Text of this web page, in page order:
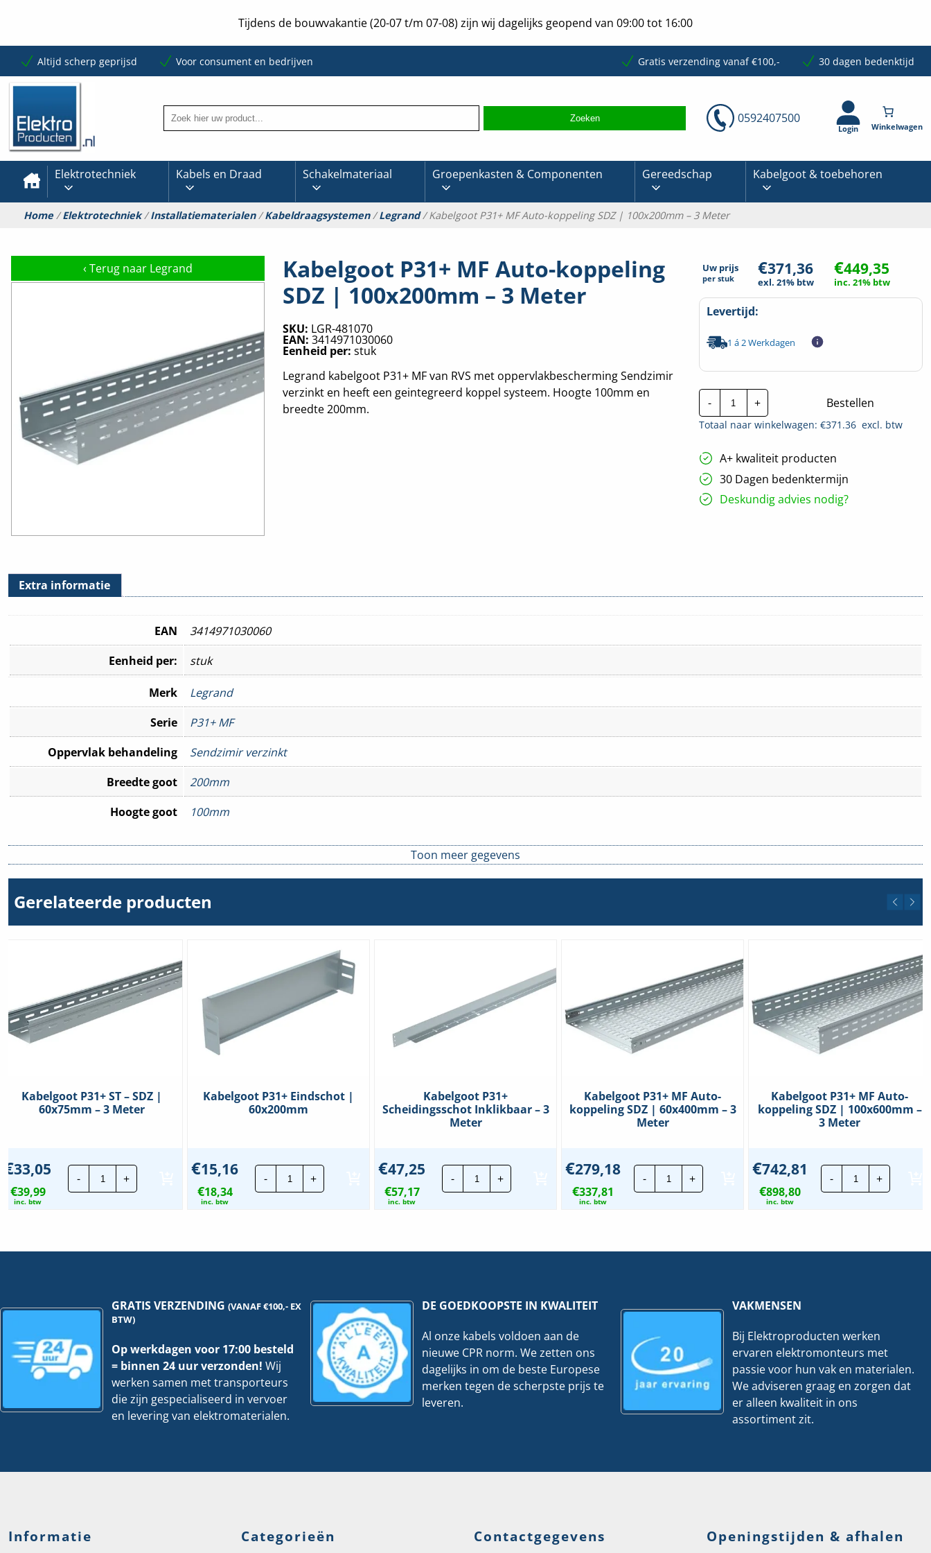
Tijdens de bouwvakantie (20-07 t/m 07-08) zijn wij dagelijks geopend van 09:00 tot 16:00
Altijd scherp geprijsd Voor consument en bedrijven Gratis verzending vanaf €100,- 30 dagen bedenktijd
0592407500
Login
Elektrotechniek Kabels en Draad Schakelmateriaal Groepenkasten & Componenten Gereedschap Kabelgoot & toebehoren
Home/Elektrotechniek/Installatiematerialen/Kabeldraagsystemen/Legrand/ Kabelgoot P31+ MF Auto-koppeling SDZ | 100x200mm – 3 Meter
‹ Terug naar Legrand
Kabelgoot P31+ MF Auto-koppeling
SDZ | 100x200mm – 3 Meter
SKU: LGR-481070
EAN: 3414971030060
Eenheid per: stuk
Legrand kabelgoot P31+ MF van RVS met oppervlakbescherming Sendzimir
verzinkt en heeft een geintegreerd koppel systeem. Hoogte 100mm en
breedte 200mm.
Uw prijs
per stuk €371,36
exl. 21% btw
€449,35
inc. 21% btw
Levertijd:
1 á 2 Werkdagen
-
Kabelgoot
P31+
MF
Auto-
SDZ
|
100x200mm
-
3
Meter
+ Bestellen
Totaal naar winkelwagen: €371.36excl. btw
A+ kwaliteit producten
30 Dagen bedenktermijn
Deskundig advies nodig?
Extra informatie
EAN
3414971030060
Eenheid per:
stuk
Merk
Legrand
Serie
P31+ MF
Oppervlak behandeling
Sendzimir verzinkt
Breedte goot
200mm
Hoogte goot
100mm
Hulpstuk
Basisprofiel
Toon meer gegevens
Gerelateerde producten
Kabelgoot P31+ ST – SDZ |
60x75mm – 3 Meter
€33,05
€39,99
inc. btw
-
Kabelgoot
P31+
ST
+
Kabelgoot P31+ Eindschot |
60x200mm
€15,16
€18,34
inc. btw
-
Kabelgoot
P31+
Eindschot
+
Kabelgoot P31+
Scheidingsschot Inklikbaar – 3
Meter
€47,25
€57,17
inc. btw
-
Kabelgoot
P31+
Scheidingsschot
+
Kabelgoot P31+ MF Auto-
koppeling SDZ | 60x400mm – 3
Meter
€279,18
€337,81
inc. btw
-
Kabelgoot
P31+
MF
+
Kabelgoot P31+ MF Auto-
koppeling SDZ | 100x600mm –
3 Meter
€742,81
€898,80
inc. btw
-
Kabelgoot
P31+
MF
+
GRATIS VERZENDING(VANAF €100,- EX
BTW)
Op werkdagen voor 17:00 besteld
= binnen 24 uur verzonden! Wij
werken samen met transporteurs
die zijn gespecialiseerd in vervoer
en levering van elektromaterialen.
DE GOEDKOOPSTE IN KWALITEIT
Al onze kabels voldoen aan de
nieuwe CPR norm. We zetten ons
dagelijks in om de beste Europese
merken tegen de scherpste prijs te
leveren.
VAKMENSEN
Bij Elektroproducten werken
ervaren elektromonteurs met
passie voor hun vak en materialen.
We adviseren graag en zorgen dat
er alleen kwaliteit in ons
assortiment zit.
Informatie Categorieën Contactgegevens Openingstijden & afhalen